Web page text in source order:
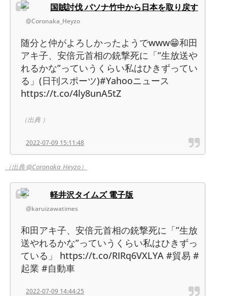
国賊討伐 パソナ竹中から日本を取り戻す
@Coronaka_Heyzo
随分と仲がよろしかったようでwww😁和田
アキ子、安倍元首相の銃撃死に「”生放送や
れるかな”っていうくらい私はひきずってい
る」(日刊スポーツ)#Yahooニュース
https://t.co/4ly8unA5tZ
（出典 ）
2022-07-09 15:11:48
（出典 @Coronaka_Heyzo）
軽井沢タイムズ 電子版
@karuizawatimes
和田アキ子、安倍元首相の銃撃死に「”生放
送やれるかな”っていうくらい私はひきずっ
ている」 https://t.co/RIRq6VXLYA #貿易 #
起業 #自動車
2022-07-09 14:44:25